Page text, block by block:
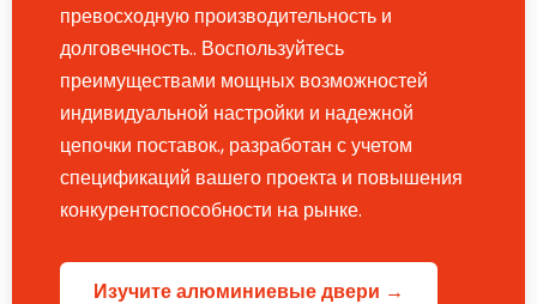
превосходную производительность и
долговечность.. Воспользуйтесь
преимуществами мощных возможностей
индивидуальной настройки и надежной
цепочки поставок., разработан с учетом
спецификаций вашего проекта и повышения
конкурентоспособности на рынке.
Изучите алюминиевые двери →